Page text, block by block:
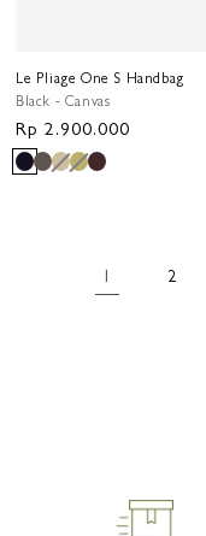
Le Pliage One S Handbag
Black - Canvas
Harga
reguler
Rp 2.900.000
1 2